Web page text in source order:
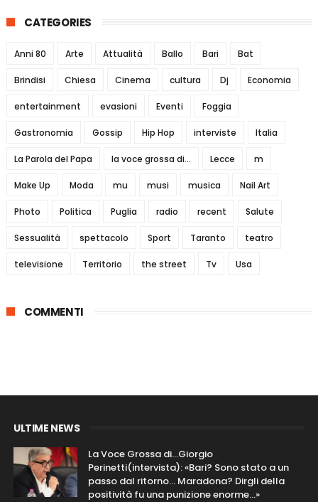
CATEGORIES
Anni 80 Arte Attualità Ballo Bari Bat
Brindisi Chiesa Cinema cultura Dj Economia
entertainment evasioni Eventi Foggia
Gastronomia Gossip Hip Hop interviste Italia
La Parola del Papa la voce grossa di... Lecce m
Make Up Moda mu musi musica Nail Art
Photo Politica Puglia radio recent Salute
Sessualità spettacolo Sport Taranto teatro
televisione Territorio the street Tv Usa
COMMENTI
ULTIME NEWS
La Voce Grossa di…Giorgio
Perinetti(intervista): «Bari? Sono stato a un
passo dal ritorno... Maradona? Dirgli della
positività fu una punizione enorme…»